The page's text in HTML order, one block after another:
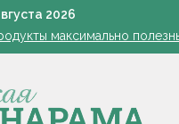
2026
рюкзак, рассказал врач-
максимально
и спасти урожай, когда
на акваториях